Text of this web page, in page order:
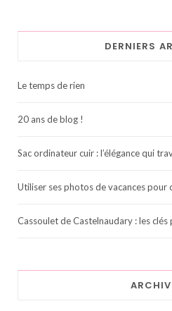
DERNIERS
Le temps de rien
20 ans de blog !
Sac ordinateur cuir : l’élégance qui
Utiliser ses photos de vacances pour
Cassoulet de Castelnaudary : les clés